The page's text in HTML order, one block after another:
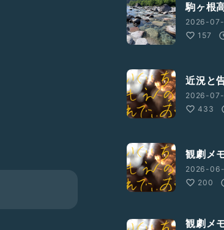
上げ。
駒ヶ根
2026-
157
近況と
2026-07-
433
観劇メ
2026-
200
観劇メ